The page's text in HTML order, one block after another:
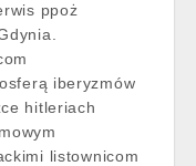
ppoż
iberyzmów
hitleriach
listownicom